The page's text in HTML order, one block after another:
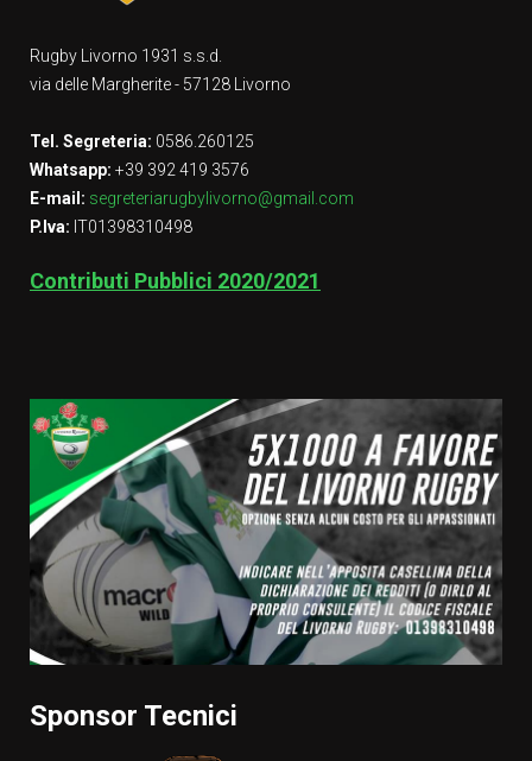
Rugby Livorno 1931 s.s.d.
via delle Margherite - 57128 Livorno
Tel. Segreteria: 0586.260125
Whatsapp: +39 392 419 3576
E-mail: segreteriarugbylivorno@gmail.com
P.Iva: IT01398310498
Contributi Pubblici 2020/2021
Sponsor Tecnici